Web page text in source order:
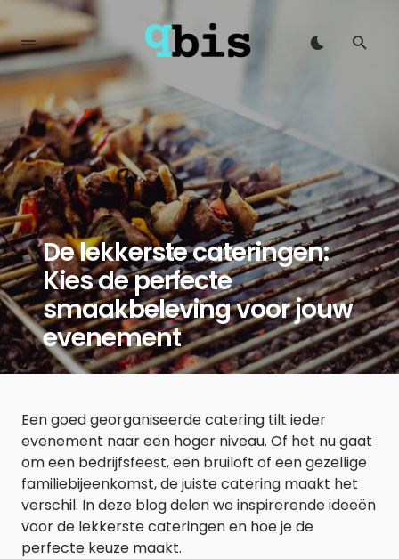
De lekkerste cateringen:
Kies de perfecte
smaakbeleving voor jouw
evenement
Een goed georganiseerde catering tilt ieder
evenement naar een hoger niveau. Of het nu gaat
om een bedrijfsfeest, een bruiloft of een gezellige
familiebijeenkomst, de juiste catering maakt het
verschil. In deze blog delen we inspirerende ideeën
voor de lekkerste cateringen en hoe je de
perfecte keuze maakt.